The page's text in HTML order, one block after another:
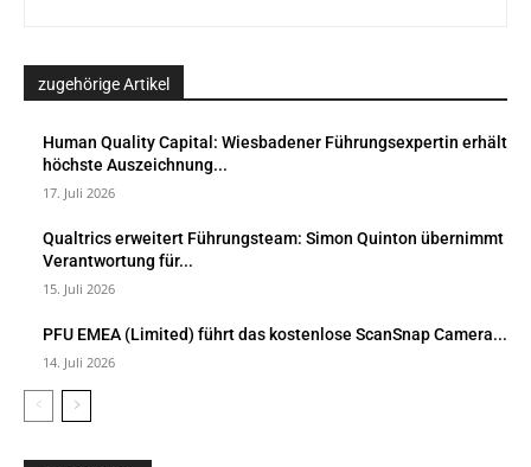
zugehörige Artikel
Human Quality Capital: Wiesbadener Führungsexpertin erhält
höchste Auszeichnung...
17. Juli 2026
Qualtrics erweitert Führungsteam: Simon Quinton übernimmt
Verantwortung für...
15. Juli 2026
PFU EMEA (Limited) führt das kostenlose ScanSnap Camera...
14. Juli 2026